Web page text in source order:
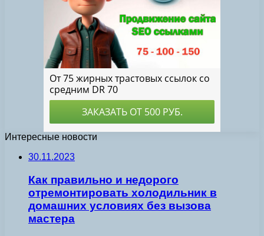
Интересные новости
30.11.2023
Как правильно и недорого
отремонтировать холодильник в
домашних условиях без вызова
мастера